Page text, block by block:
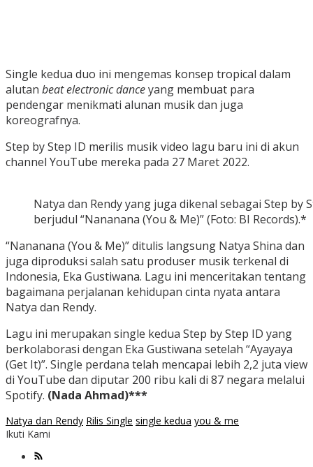
Single kedua duo ini mengemas konsep tropical dalam
alutan beat electronic danceyang membuat para
pendengar menikmati alunan musik dan juga
koreografnya.
Step by Step ID merilis musik video lagu baru ini di akun
channel YouTube mereka pada 27 Maret 2022.
Natya dan Rendy yang juga dikenal sebagai Step
berjudul “Nananana (You & Me)” (Foto: BI Records).*
“Nananana (You & Me)” ditulis langsung Natya Shina dan
juga diproduksi salah satu produser musik terkenal di
Indonesia, Eka Gustiwana. Lagu ini menceritakan tentang
bagaimana perjalanan kehidupan cinta nyata antara
Natya dan Rendy.
Lagu ini merupakan single kedua Step by Step ID yang
berkolaborasi dengan Eka Gustiwana setelah “Ayayaya
(Get It)”. Single perdana telah mencapai lebih 2,2 juta view
di YouTube dan diputar 200 ribu kali di 87 negara melalui
Spotify. (Nada Ahmad)***
Natya dan Rendy Rilis Single single kedua you & me
Ikuti Kami